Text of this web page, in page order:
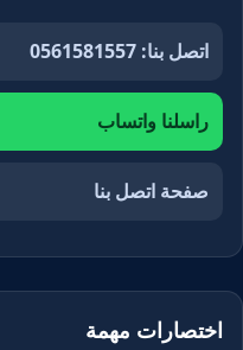
اتصل بنا: 0561581557
راسلنا واتساب
صفحة اتصل بنا
اختصارات مهمة